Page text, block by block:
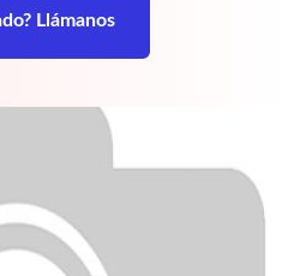
Llámanos